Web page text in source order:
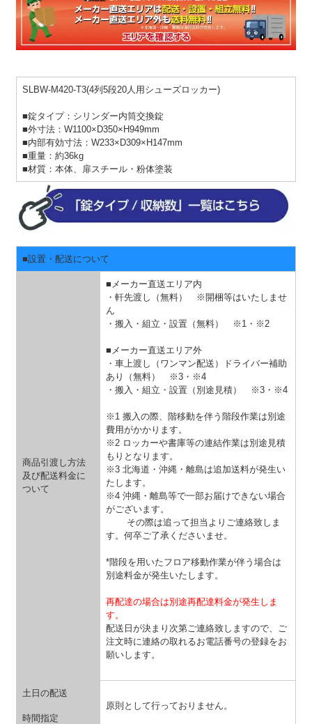
SLBW-M420-T3(4列5段20人用シューズロッカー)
■錠タイプ：シリンダー内筒交換錠
■外寸法：W1100×D350×H949mm
■内部有効寸法：W233×D309×H147mm
■重量：約36kg
■材質：本体、扉スチール・粉体塗装
■設置・配送について
商品引渡し方法
及び配送料金に
ついて
■メーカー直送エリア内
・軒先渡し（無料） ※開梱等はいたしませ
ん
・搬入・組立・設置（無料）
※1・※2
■メーカー直送エリア外
・車上渡し（ワンマン配送）ドライバー補助
あり（無料）
※3・※4
・搬入・組立・設置（別途見積）
※3・※4
※1 搬入の際、階移動を伴う階段作業は別途
費用がかかります。
※2 ロッカーや書庫等の連結作業は別途見積
もりとなります。
※3 北海道・沖縄・離島は追加送料が発生い
たします。
※4 沖縄・離島等で一部お届けできない場合
がございます。
その際は追って担当よりご連絡致しま
す。何卒ご了承くださいませ。
*階段を用いたフロア移動作業が伴う場合は
別途料金が発生いたします。
再配達の場合は別途再配達料金が発生しま
す。
配送日が決まり次第ご連絡致しますので、ご
注文時に連絡の取れるお電話番号の登録をお
願いします。
土日の配送
原則として行っておりません。
時間指定